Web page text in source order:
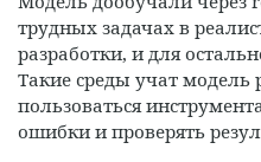
трудных задачах в
разработки, и для
Такие среды учат модель
пользоваться
ошибки и проверять